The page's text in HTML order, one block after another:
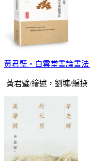
黃君璧‧白雲堂畫論畫法
黃君璧/繪述，劉墉/編撰